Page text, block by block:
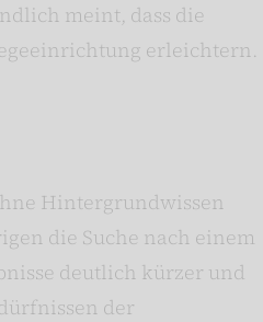
meint, dass die
erleichtern.
Hintergrundwissen
die Suche nach einem
deutlich kürzer und
der